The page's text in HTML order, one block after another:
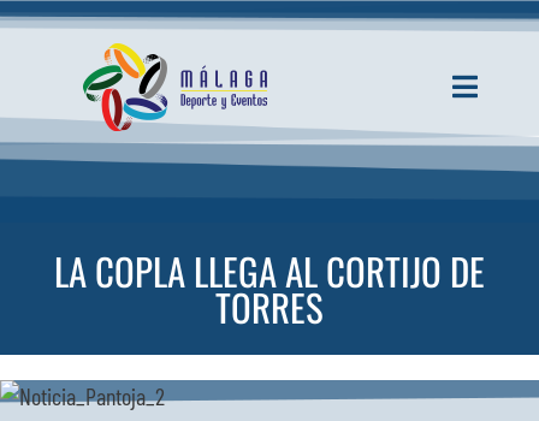
Saltar
Toggle
INICIO
EVENTOS
LA COPLA LLEGA AL CORTIJO DE
TORRES